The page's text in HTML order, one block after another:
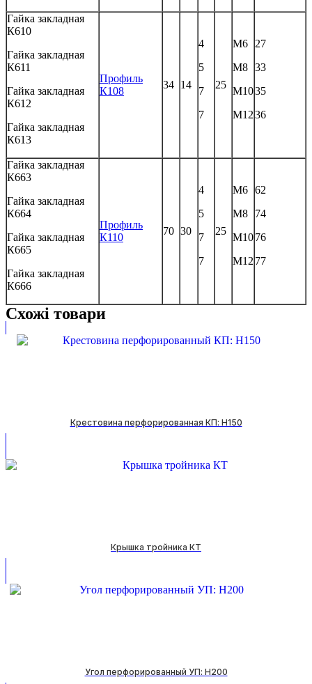
Гайка закладная
К610
Гайка закладная
К611
Гайка закладная
К612
Гайка закладная
К613
Профиль
К108
34 14
4
5
7
7
25
М6
М8
М10
М12
27
33
35
36
Гайка закладная
К663
Гайка закладная
К664
Гайка закладная
К665
Гайка закладная
К666
Профиль
К110
70 30
4
5
7
7
25
М6
М8
М10
М12
62
74
76
77
Схожі товари
Крестовина перфорированная КП: H150
Крышка тройника КТ
Угол перфорированный УП: H200